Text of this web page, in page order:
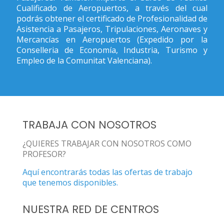
Cualificado de Aeropuertos, a través del cual
podrás obtener el certificado de Profesionalidad de
Asistencia a Pasajeros, Tripulaciones, Aeronaves y
Mercancías en Aeropuertos (Expedido por la
Conselleria de Economía, Industria, Turismo y
Empleo de la Comunitat Valenciana).
TRABAJA CON NOSOTROS
¿QUIERES TRABAJAR CON NOSOTROS COMO
PROFESOR?
Aquí encontrarás todas las ofertas de trabajo
que tenemos disponibles.
NUESTRA RED DE CENTROS